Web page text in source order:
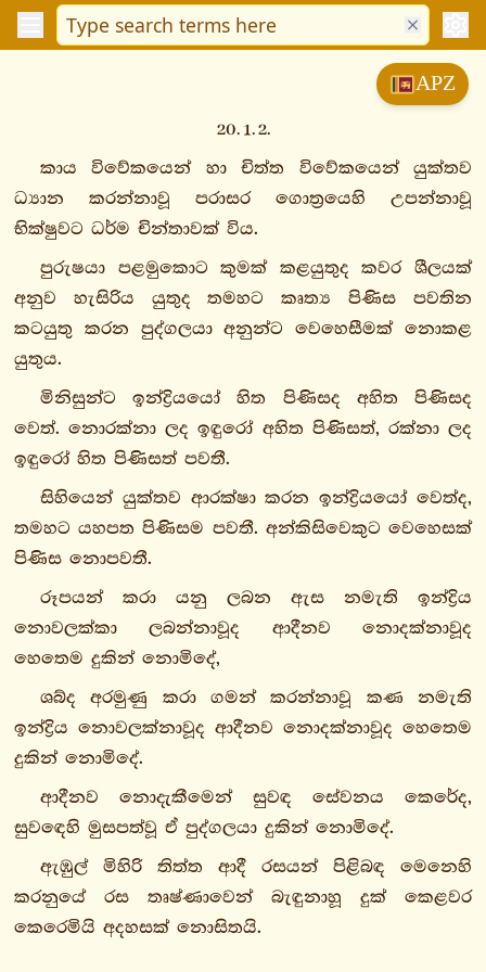
මජ්ඣිමනිකාය
සංයුත්තනිකාය
අඞ්ගුත්තරනිකාය
ඛුද්දකනිකාය
ඛුද්දකපාඨපාළි
ධම්මපදපාළි
ඉතිවුත්තකපාළි
සුත්තනිපාතො
විමානවත්ථුපාළි
ථෙරගාථාපාළි
2.
දුකනිපාතො
3.
තිකනිපාතො
4.
චතුක්කනිපාතො
පඤ්චකනිපාතො
ඡක්කනිපාතො
7.
සත්තකනිපාතො
APZ
20. 1. 2.
කාය විවේකයෙන් හා චිත්ත විවේකයෙන් යුක්තව
ධ්‍යාන කරන්නාවූ පරාසර ගොත්‍රයෙහි උපන්නාවූ
භික්ෂුවට ධර්ම චින්තාවක් විය.
පුරුෂයා පළමුකොට කුමක් කළයුතුද කවර ශීලයක්
අනුව හැසිරිය යුතුද තමහට කෘත්‍ය පිණිස පවතින
කටයුතු කරන පුද්ගලයා අනුන්ට වෙහෙසීමක් නොකළ
යුතුය.
මිනිසුන්ට ඉන්ද්‍රියයෝ හිත පිණිසද අහිත පිණිසද
වෙත්. නොරක්නා ලද ඉඳුරෝ අහිත පිණිසත්, රක්නා ලද
ඉඳුරෝ හිත පිණිසත් පවතී.
සිහියෙන් යුක්තව ආරක්ෂා කරන ඉන්ද්‍රියයෝ වෙත්ද,
තමහට යහපත පිණිසම පවතී. අන්කිසිවෙකුට වෙහෙසක්
පිණිස නොපවතී.
රූපයන් කරා යනු ලබන ඇස නමැති ඉන්ද්‍රිය
නොවලක්කා ලබන්නාවූද ආදීනව නොදක්නාවූද
හෙතෙම දුකින් නොමිදේ,
ශබ්ද අරමුණු කරා ගමන් කරන්නාවූ කණ නමැති
ඉන්ද්‍රිය නොවලක්නාවූද ආදීනව නොදක්නාවූද හෙතෙම
දුකින් නොමිදේ.
ආදීනව නොදැකීමෙන් සුවඳ සේවනය කෙරේද,
සුවඳෙහි මුසපත්වූ ඒ පුද්ගලයා දුකින් නොමිදේ.
ඇඹුල් මිහිරි තිත්ත ආදී රසයන් පිළිබඳ මෙනෙහි
කරනුයේ රස තෘෂ්ණාවෙන් බැඳුනාහූ දුක් කෙළවර
කෙරෙමියි අදහසක් නොසිතයි.